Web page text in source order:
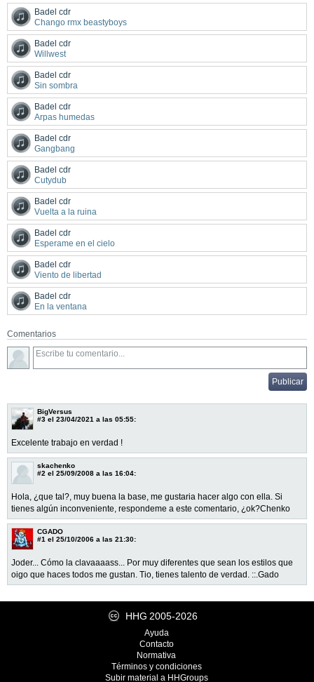
Badel cdr
Chango rmx beastyboys
Badel cdr
Willwest
Badel cdr
Sin sombra
Badel cdr
Arpas humedas
Badel cdr
Gangbang
Badel cdr
Cutydub
Badel cdr
Vuelta a la ruina
Badel cdr
Esperame en el cielo
Badel cdr
Viento de libertad
Badel cdr
En la ventana
Comentarios
BigVersus
#3 el 23/04/2021 a las 05:55:
Excelente trabajo en verdad !
skachenko
#2 el 25/09/2008 a las 16:04:
Hola, ¿que tal?, muy buena la base, me gustaria hacer algo con ella. Si
tienes algún inconveniente, respondeme a este comentario, ¿ok?Chenko
CGADO
#1 el 25/10/2006 a las 21:30:
Joder... Cómo la clavaaaass... Por muy diferentes que sean los estilos que
oigo que haces todos me gustan. Tio, tienes talento de verdad. ::.Gado
HHG 2005-2026
Ayuda
Contacto
Normativa
Términos y condiciones
Subir material a HHGroups